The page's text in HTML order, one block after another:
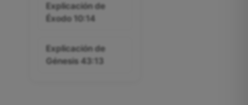
Explicación de
Éxodo 10:14
Explicación de
Génesis 43:13